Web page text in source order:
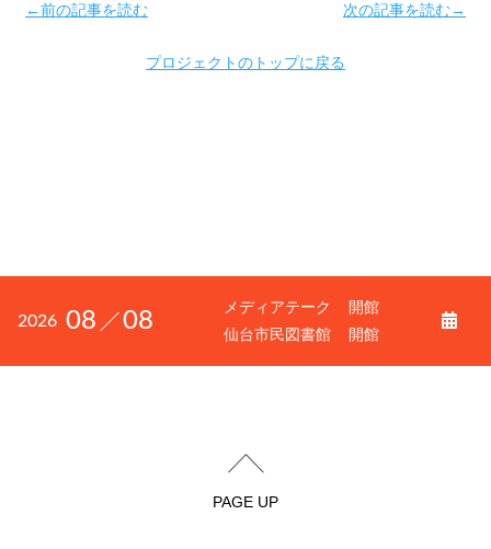
←前の記事を読む
プロジェクトのトップに戻る
次の記事を読む→
2026 08 08
メディアテーク
開館
仙台市民図書館
開館
PAGE UP